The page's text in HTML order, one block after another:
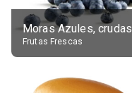
Moras Azules, crudas
Frutas Frescas